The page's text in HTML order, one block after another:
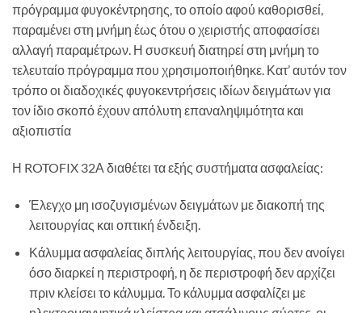
πρόγραμμα φυγοκέντρησης, το οποίο αφού καθορισθεί,
παραμένει στη μνήμη έως ότου ο χειριστής αποφασίσει
αλλαγή παραμέτρων. Η συσκευή διατηρεί στη μνήμη το
τελευταίο πρόγραμμα που χρησιμοποιήθηκε. Κατ’ αυτόν τον
τρόπο οι διαδοχικές φυγοκεντρήσεις ιδίων δειγμάτων για
τον ίδιο σκοπό έχουν απόλυτη επαναληψιμότητα και
αξιοπιστία
Η ROTOFIX 32Α διαθέτει τα εξής συστήματα ασφαλείας:
Έλεγχο μη ισοζυγισμένων δειγμάτων με διακοπή της
λειτουργίας και οπτική ένδειξη.
Κάλυμμα ασφαλείας διπλής λειτουργίας, που δεν ανοίγει
όσο διαρκεί η περιστροφή, η δε περιστροφή δεν αρχίζει
πριν κλείσει το κάλυμμα. Το κάλυμμα ασφαλίζει με